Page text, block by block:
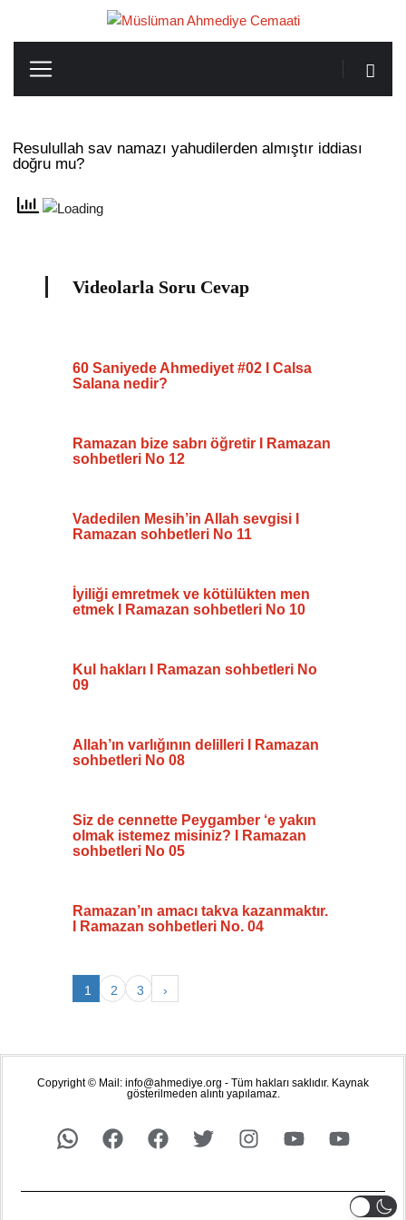
Resulullah sav namazı yahudilerden almıştır iddiası
doğru mu?
Videolarla Soru Cevap
60 Saniyede Ahmediyet #02 I Calsa
Salana nedir?
Ramazan bize sabrı öğretir I Ramazan
sohbetleri No 12
Vadedilen Mesih’in Allah sevgisi I
Ramazan sohbetleri No 11
İyiliği emretmek ve kötülükten men
etmek I Ramazan sohbetleri No 10
Kul hakları I Ramazan sohbetleri No
09
Allah’ın varlığının delilleri I Ramazan
sohbetleri No 08
Siz de cennette Peygamber ‘e yakın
olmak istemez misiniz? I Ramazan
sohbetleri No 05
Ramazan’ın amacı takva kazanmaktır.
I Ramazan sohbetleri No. 04
1 2 3 ›
Copyright © Mail: info@ahmediye.org - Tüm hakları saklıdır. Kaynak
gösterilmeden alıntı yapılamaz.